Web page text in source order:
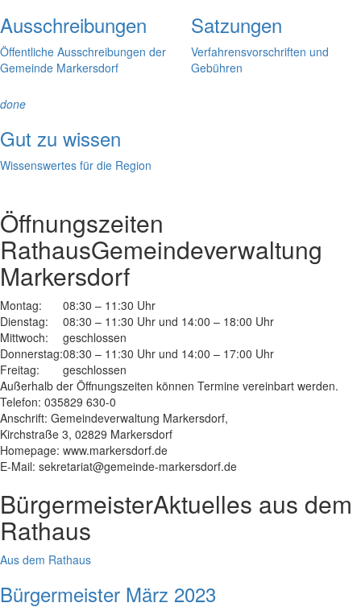
Ausschreibungen
Öffentliche Ausschreibungen der
Gemeinde Markersdorf
Satzungen
Verfahrensvorschriften und
Gebühren
done
Gut zu wissen
Wissenswertes für die Region
Öffnungszeiten
RathausGemeindeverwaltung
Markersdorf
Montag:
08:30 – 11:30 Uhr
Dienstag:
08:30 – 11:30 Uhr und 14:00 – 18:00 Uhr
Mittwoch:
geschlossen
Donnerstag:08:30 – 11:30 Uhr und 14:00 – 17:00 Uhr
Freitag:
geschlossen
Außerhalb der Öffnungszeiten können Termine vereinbart werden.
Telefon: 035829 630-0
Anschrift: Gemeindeverwaltung Markersdorf,
Kirchstraße 3, 02829 Markersdorf
Homepage: www.markersdorf.de
E-Mail: sekretariat@gemeinde-markersdorf.de
BürgermeisterAktuelles aus dem
Rathaus
Aus dem Rathaus
Bürgermeister März 2023